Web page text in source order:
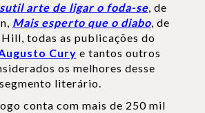
arte de ligar o foda-se, de
Mais esperto que o diabo, de
todas as publicações do
Cury e tantos outros
os melhores desse
segmento literário.
conta com mais de 250 mil